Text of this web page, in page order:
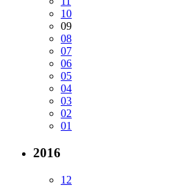
10
09
08
07
06
05
04
03
02
01
2016
12